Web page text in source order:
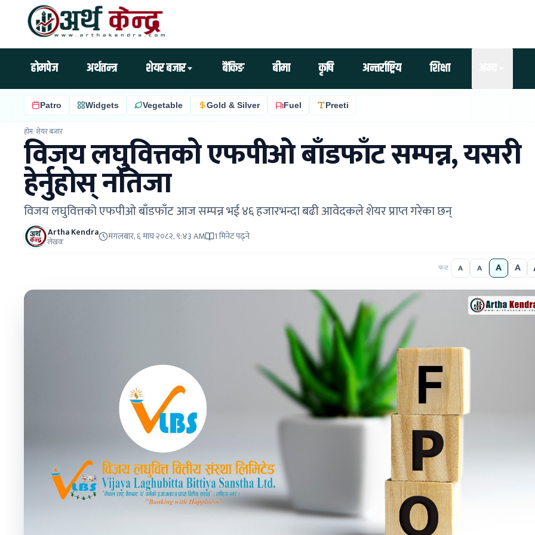
होमपेज अर्थतन्त्र शेयर बजार बैंकिङ बीमा कृषि अन्तर्राष्ट्रिय शिक्षा
Patro Widgets Vegetable Gold & Silver Fuel Preeti
होम/शेयर बजार
विजय लघुवित्तको एफपीओ बाँडफाँट सम्पन्न, यसरी
हेर्नुहोस् नतिजा
विजय लघुवित्तको एफपीओ बाँडफाँट आज सम्पन्न भई ४६ हजारभन्दा बढी आवेदकले शेयर प्राप्त गरेका छन्
Artha Kendra
लेखक मंगलबार, ६ माघ २०८२, ९:४३ AM 1 मिनेट पढ्ने
फन्ट A A A A